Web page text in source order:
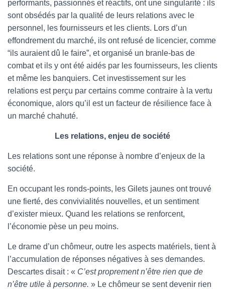
performants, passionnés et réactifs, ont une singularité : ils
sont obsédés par la qualité de leurs relations avec le
personnel, les fournisseurs et les clients. Lors d’un
effondrement du marché, ils ont refusé de licencier, comme
“ils auraient dû le faire”, et organisé un branle-bas de
combat et ils y ont été aidés par les fournisseurs, les clients
et même les banquiers. Cet investissement sur les
relations est perçu par certains comme contraire à la vertu
économique, alors qu’il est un facteur de résilience face à
un marché chahuté.
Les relations, enjeu de société
Les relations sont une réponse à nombre d’enjeux de la
société.
En occupant les ronds-points, les Gilets jaunes ont trouvé
une fierté, des convivialités nouvelles, et un sentiment
d’exister mieux. Quand les relations se renforcent,
l’économie pèse un peu moins.
Le drame d’un chômeur, outre les aspects matériels, tient à
l’accumulation de réponses négatives à ses demandes.
Descartes disait : « C’est proprement n’être rien que de
n’être utile à personne. » Le chômeur se sent devenir rien